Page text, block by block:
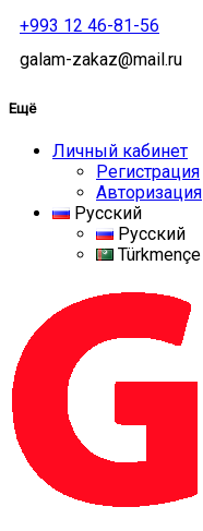
+993 12 46-81-56
galam-zakaz@mail.ru
Ещё
Личный кабинет
Регистрация
Авторизация
Русский
Русский
Türkmençe